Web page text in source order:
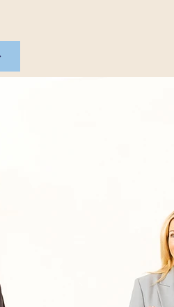
Kliniken für Kinder & Jugendlichen